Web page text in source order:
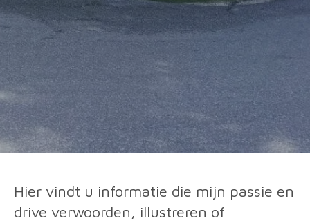
Hier vindt u informatie die mijn passie en
drive verwoorden, illustreren of